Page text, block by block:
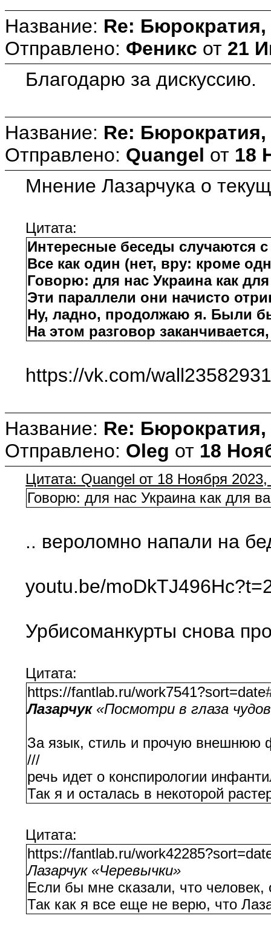
Название: Re: Бюрократия,
Отправлено: Феникс от 21
Благодарю за дискуссию.
Название: Re: Бюрократия,
Отправлено: Quangel от 18
Мнение Лазарчука о
Цитата:
Интересные беседы случаются
Все как один (нет, вру: кроме
Говорю: для нас Украина как
Эти параллели они начисто
Ну, ладно, продолжаю я. Были
На этом разговор
https://vk.com/
Название: Re: Бюрократия,
Отправлено: Oleg от 18
Цитата: Quangel от 18 Ноября
Говорю: для нас Украина как для
.. вероломно напали на
youtu.be/
Урбисоманкурты снова
Цитата:
https://fantlab.ru/
Лазарчук«Посмотри в глаза
За язык, стиль и прочую внешнюю
///
речь идет о конспирологии
Так я и осталась в некоторой
Цитата:
https://fantlab.ru/
Лазарчук «Черевычки»
Если бы мне сказали, что
Так как я все еще не верю, что